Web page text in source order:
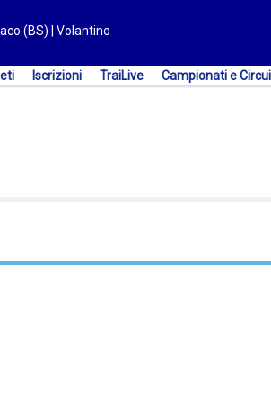
(BS) | Volantino
Iscrizioni TraiLive Campionati e